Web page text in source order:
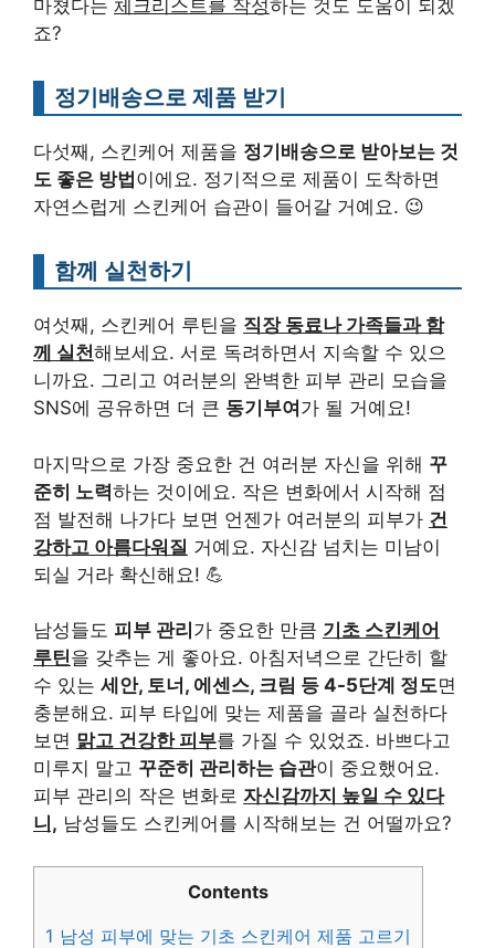
마쳤다는 체크리스트를 작성하는 것도 도움이 되겠
죠?
정기배송으로 제품 받기
다섯째, 스킨케어 제품을 정기배송으로 받아보는 것
도 좋은 방법 이에요. 정기적으로 제품이 도착하면
자연스럽게 스킨케어 습관이 들어갈 거예요. 😉
함께 실천하기
여섯째, 스킨케어 루틴을 직장 동료나 가족들과 함
께 실천해보세요. 서로 독려하면서 지속할 수 있으
니까요. 그리고 여러분의 완벽한 피부 관리 모습을
SNS에 공유하면 더 큰 동기부여 가 될 거예요!
마지막으로 가장 중요한 건 여러분 자신을 위해 꾸
준히 노력하는 것이에요. 작은 변화에서 시작해 점
점 발전해 나가다 보면 언젠가 여러분의 피부가 건
강하고 아름다워질 거예요. 자신감 넘치는 미남이
되실 거라 확신해요! 💪
남성들도 피부 관리 가 중요한 만큼 기초 스킨케어
루틴을 갖추는 게 좋아요. 아침저녁으로 간단히 할
수 있는 세안, 토너, 에센스, 크림 등 4-5단계 정도면
충분해요. 피부 타입에 맞는 제품을 골라 실천하다
보면 맑고 건강한 피부를 가질 수 있었죠. 바쁘다고
미루지 말고 꾸준히 관리하는 습관이 중요했어요.
피부 관리의 작은 변화로 자신감까지 높일 수 있다
니, 남성들도 스킨케어를 시작해보는 건 어떨까요?
Contents
1 남성 피부에 맞는 기초 스킨케어 제품 고르기